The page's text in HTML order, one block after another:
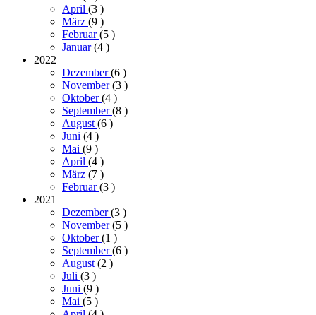
April (3 )
März (9 )
Februar(5 )
Januar(4 )
2022
Dezember(6 )
November(3 )
Oktober(4 )
September(8 )
August(6 )
Juni (4 )
Mai (9 )
April (4 )
März (7 )
Februar(3 )
2021
Dezember(3 )
November(5 )
Oktober(1 )
September(6 )
August(2 )
Juli (3 )
Juni (9 )
Mai (5 )